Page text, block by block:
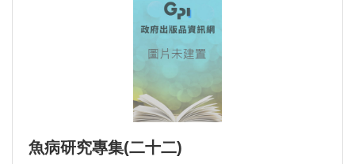
魚病研究專集(二十二)